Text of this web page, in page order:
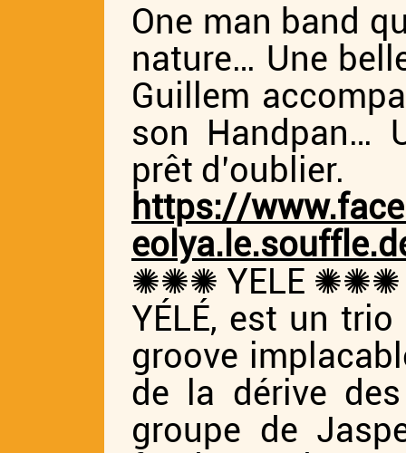
One man band
nature… Une
Guillem
son Handpan…
prêt d’oublier.
https://
✺✺✺ YELE ✺✺✺
YÉLÉ, est un
groove
de la dérive
groupe de